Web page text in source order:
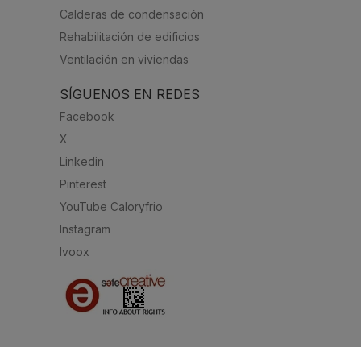
Calderas de condensación
Rehabilitación de edificios
Ventilación en viviendas
SÍGUENOS EN REDES
Facebook
X
Linkedin
Pinterest
YouTube Caloryfrio
Instagram
Ivoox